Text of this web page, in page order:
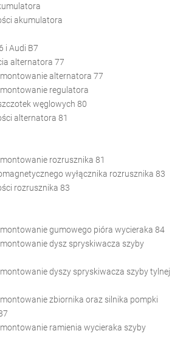
akumulatora
i Audi B7
alternatora 77
alternatora 77
regulatora
węglowych 80
alternatora 81
rozrusznika 81
wyłącznika rozrusznika 83
rozrusznika 83
gumowego pióra wycieraka 84
dysz spryskiwacza szyby
dyszy spryskiwacza szyby tylnej
zbiornika oraz silnika pompki
ramienia wycieraka szyby